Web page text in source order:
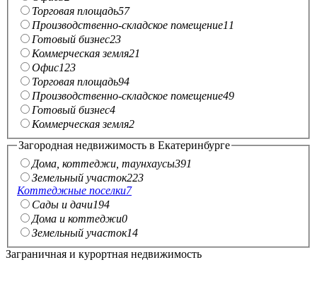
Торговая площадь57
Производственно-складское помещение11
Готовый бизнес23
Коммерческая земля21
Офис123
Торговая площадь94
Производственно-складское помещение49
Готовый бизнес4
Коммерческая земля2
Загородная недвижимость в Екатеринбурге
Дома, коттеджи, таунхаусы391
Земельный участок223
Коттеджные поселки7
Сады и дачи194
Дома и коттеджи0
Земельный участок14
Заграничная и курортная недвижимость